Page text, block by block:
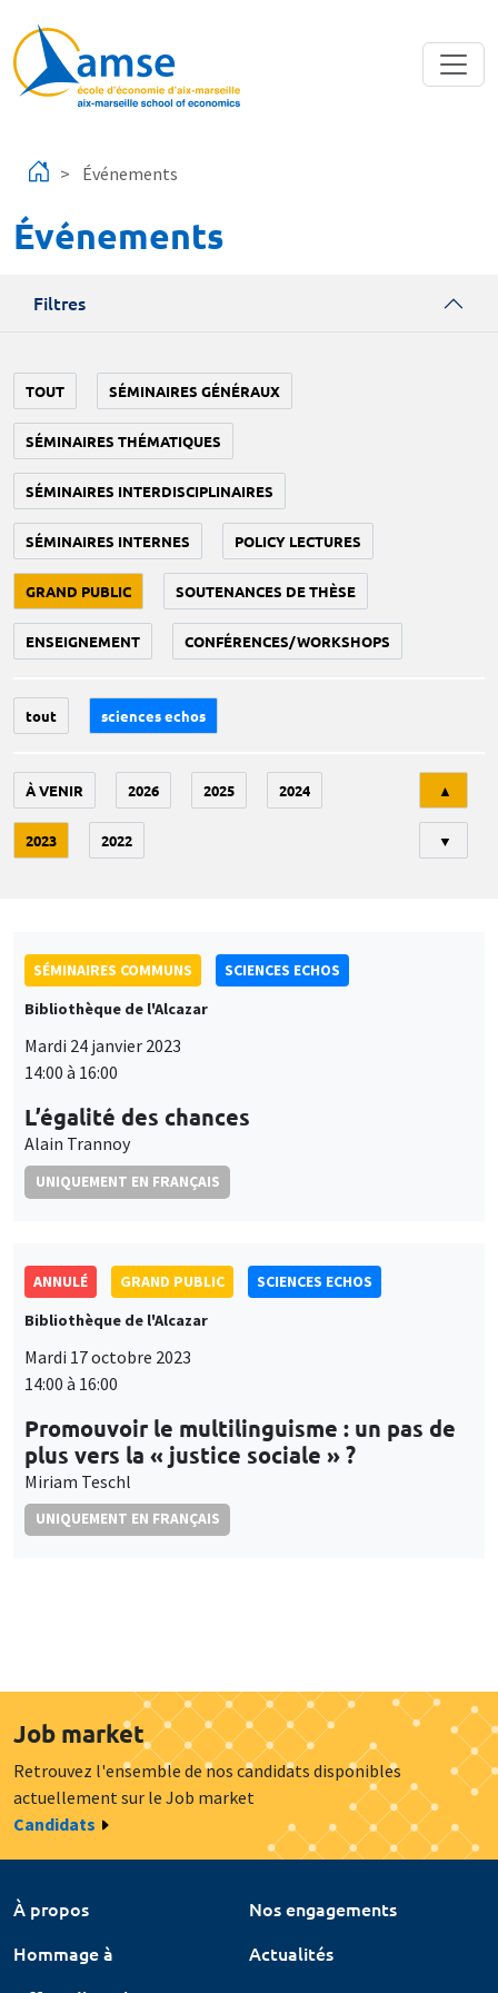
Événements
Événements
Filtres
TOUT SÉMINAIRES GÉNÉRAUX
SÉMINAIRES THÉMATIQUES
SÉMINAIRES INTERDISCIPLINAIRES
SÉMINAIRES INTERNES POLICY LECTURES
GRAND PUBLIC SOUTENANCES DE THÈSE
ENSEIGNEMENT CONFÉRENCES/WORKSHOPS
tout sciences echos
À VENIR 2026 2025 2024
2023 2022
▲
▼
SÉMINAIRES COMMUNS
SCIENCES ECHOS
Bibliothèque de l'Alcazar
Mardi 24 janvier 2023
14:00 à 16:00
L’égalité des chances
Alain Trannoy
UNIQUEMENT EN FRANÇAIS
ANNULÉ GRAND PUBLIC
SCIENCES ECHOS
Bibliothèque de l'Alcazar
Mardi 17 octobre 2023
14:00 à 16:00
Promouvoir le multilinguisme : un pas de
plus vers la « justice sociale » ?
Miriam Teschl
UNIQUEMENT EN FRANÇAIS
Job market
Retrouvez l'ensemble de nos candidats disponibles
actuellement sur le Job market
Candidats
À propos
Nos engagements
Hommage à
Actualités